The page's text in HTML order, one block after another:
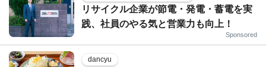
リサイクル企業が節電・発電・蓄電を実
践、社員のやる気と営業力も向上！
Sponsored
dancyu